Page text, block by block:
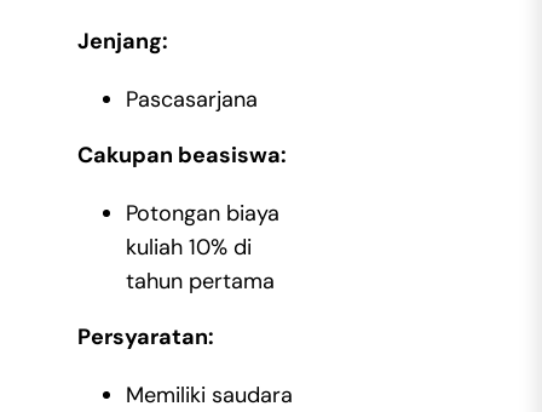
Jenjang:
Pascasarjana
Cakupan beasiswa:
Potongan biaya
kuliah 10% di
tahun pertama
Persyaratan:
Memiliki saudara